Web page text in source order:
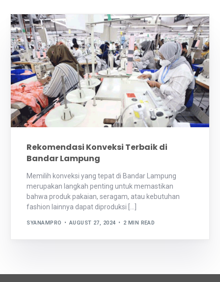
Rekomendasi Konveksi Terbaik di
Bandar Lampung
Memilih konveksi yang tepat di Bandar Lampung
merupakan langkah penting untuk memastikan
bahwa produk pakaian, seragam, atau kebutuhan
fashion lainnya dapat diproduksi […]
SYANAMPRO AUGUST 27, 2024 2 MIN READ